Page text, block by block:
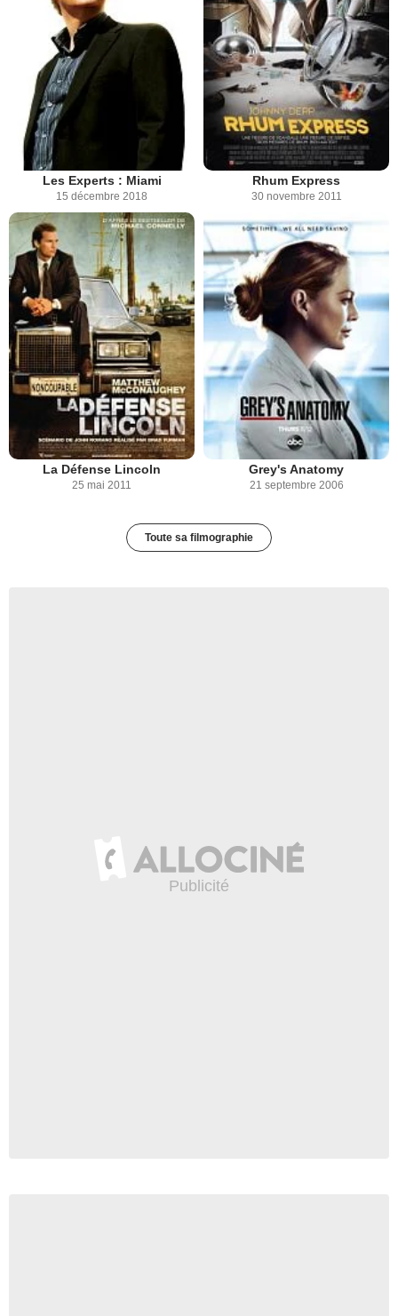
Les Experts : Miami
15 décembre 2018
Rhum Express
30 novembre 2011
La Défense Lincoln
25 mai 2011
Grey's Anatomy
21 septembre 2006
Toute sa filmographie